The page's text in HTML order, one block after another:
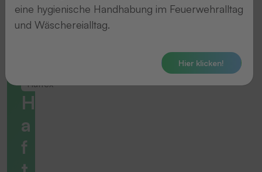
Haftex
H
a
f
eine hygienische Handhabung im Feuerwehralltag
und Wäschereialltag.
Hier klicken!